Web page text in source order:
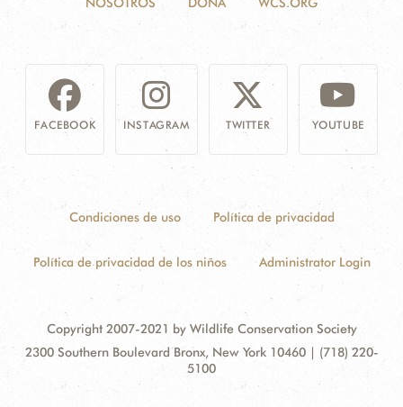
FACEBOOK INSTAGRAM TWITTER YOUTUBE
Condiciones de uso Política de privacidad
Política de privacidad de los niños Administrator Login
Copyright 2007-2021 by Wildlife Conservation Society
Contact
Address:
2300 Southern Boulevard Bronx, New York 10460 | (718) 220-
5100